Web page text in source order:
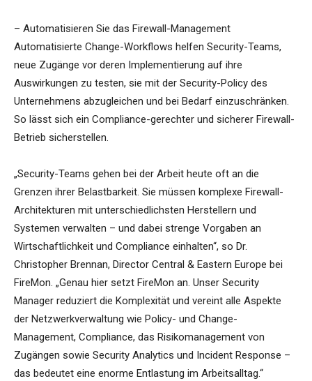
– Automatisieren Sie das Firewall-Management
Automatisierte Change-Workflows helfen Security-Teams,
neue Zugänge vor deren Implementierung auf ihre
Auswirkungen zu testen, sie mit der Security-Policy des
Unternehmens abzugleichen und bei Bedarf einzuschränken.
So lässt sich ein Compliance-gerechter und sicherer Firewall-
Betrieb sicherstellen.
„Security-Teams gehen bei der Arbeit heute oft an die
Grenzen ihrer Belastbarkeit. Sie müssen komplexe Firewall-
Architekturen mit unterschiedlichsten Herstellern und
Systemen verwalten – und dabei strenge Vorgaben an
Wirtschaftlichkeit und Compliance einhalten“, so Dr.
Christopher Brennan, Director Central & Eastern Europe bei
FireMon. „Genau hier setzt FireMon an. Unser Security
Manager reduziert die Komplexität und vereint alle Aspekte
der Netzwerkverwaltung wie Policy- und Change-
Management, Compliance, das Risikomanagement von
Zugängen sowie Security Analytics und Incident Response –
das bedeutet eine enorme Entlastung im Arbeitsalltag.“